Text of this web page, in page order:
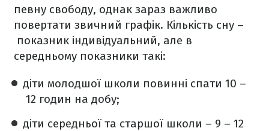
певну свободу, однак зараз важливо
повертати звичний графік. Кількість сну –
показник індивідуальний, але в
середньому показники такі:
діти молодшої школи повинні спати 10 –
12 годин на добу;
діти середньої та старшої школи – 9 – 12